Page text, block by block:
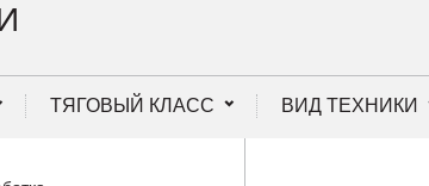
ТЯГОВЫЙ КЛАСС ВИД ТЕХНИКИ